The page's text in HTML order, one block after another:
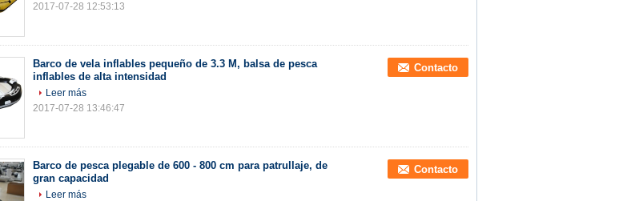
2017-07-28 12:53:13
Barco de vela inflables pequeño de 3.3 M, balsa de pesca
inflables de alta intensidad
Contacto
Leer más
2017-07-28 13:46:47
Barco de pesca plegable de 600 - 800 cm para patrullaje, de
gran capacidad
Contacto
Leer más